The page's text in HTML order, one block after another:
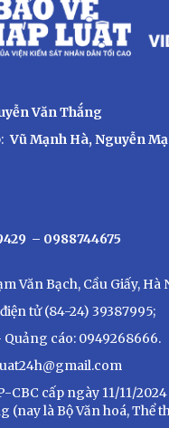
Văn Thắng
Vũ Mạnh Hà, Nguyễn
– 0988744675
Văn Bạch, Cầu Giấy, Hà
tử (84-24) 39387995;
cáo: 0949268666.
CBC cấp ngày 11/11/
(nay là Bộ Văn hoá, Thể